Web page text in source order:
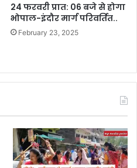
24 फरवरी प्रात: 06 बजे से होगा
भोपाल-इंदौर मार्ग परिवर्तित..
February 23, 2025